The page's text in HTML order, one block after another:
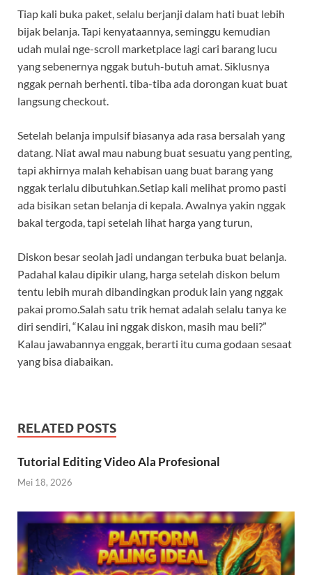
Tiap kali buka paket, selalu berjanji dalam hati buat lebih
bijak belanja. Tapi kenyataannya, seminggu kemudian
udah mulai nge-scroll marketplace lagi cari barang lucu
yang sebenernya nggak butuh-butuh amat. Siklusnya
nggak pernah berhenti. tiba-tiba ada dorongan kuat buat
langsung checkout.
Setelah belanja impulsif biasanya ada rasa bersalah yang
datang. Niat awal mau nabung buat sesuatu yang penting,
tapi akhirnya malah kehabisan uang buat barang yang
nggak terlalu dibutuhkan.Setiap kali melihat promo pasti
ada bisikan setan belanja di kepala. Awalnya yakin nggak
bakal tergoda, tapi setelah lihat harga yang turun,
Diskon besar seolah jadi undangan terbuka buat belanja.
Padahal kalau dipikir ulang, harga setelah diskon belum
tentu lebih murah dibandingkan produk lain yang nggak
pakai promo.Salah satu trik hemat adalah selalu tanya ke
diri sendiri, “Kalau ini nggak diskon, masih mau beli?”
Kalau jawabannya enggak, berarti itu cuma godaan sesaat
yang bisa diabaikan.
RELATED POSTS
Tutorial Editing Video Ala Profesional
Mei 18, 2026